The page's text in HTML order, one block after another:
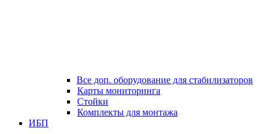
Все доп. оборудование для стабилизаторов
Карты мониторинга
Стойки
Комплекты для монтажа
ИБП